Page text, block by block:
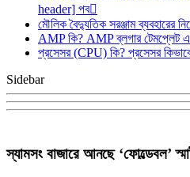
header] পব
মৌলিক বৈদ্যুতিক সরঞ্জাম ব্যবহারের
AMP কি? AMP ব্লগার টেমপ্লেট
প্রসেসর (CPU) কি? প্রসেসর
Sidebar
স্যামসং বাজারে আনছে ‘ফোল্ডেবল’